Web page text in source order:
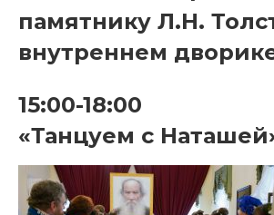
памятнику Л.Н.
внутреннем
15:00-18:00
«Танцуем с